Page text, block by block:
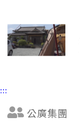
:::
公廣集團